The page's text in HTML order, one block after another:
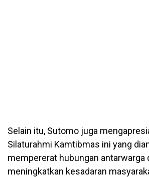
Selain itu, Sutomo juga
Silaturahmi Kamtibmas ini yang
mempererat hubungan antarwarga
meningkatkan kesadaran